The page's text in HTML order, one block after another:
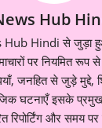
Hub
Hindi से जुड़ा
पर नियमित
जनहित से जुड़े मुद्दे,
घटनाएँ इसके
और समय पर